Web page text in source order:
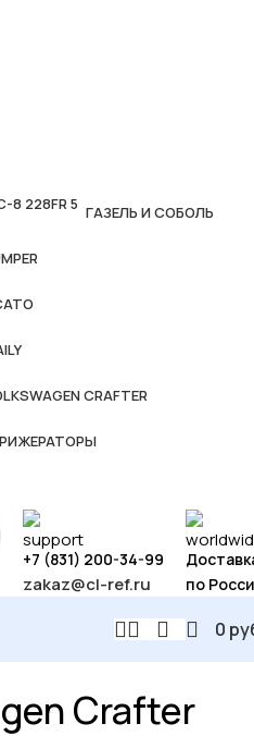
ГАЗЕЛЬ И СОБОЛЬ
CRAFTER
+7 (831) 200-34-99
zakaz@cl-ref.ru
по
0
Crafter